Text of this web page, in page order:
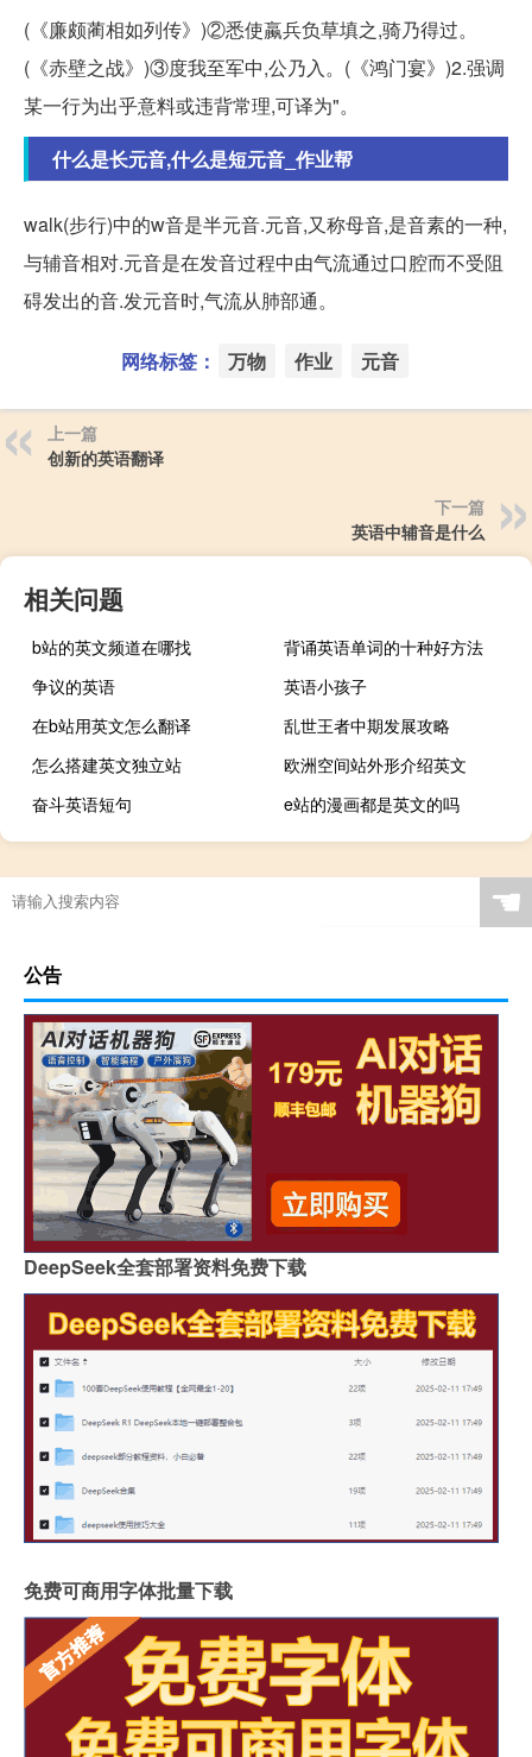
(《廉颇蔺相如列传》)②悉使蠃兵负草填之,骑乃得过。
(《赤壁之战》)③度我至军中,公乃入。(《鸿门宴》)2.强调
某一行为出乎意料或违背常理,可译为"。
什么是长元音,什么是短元音_作业帮
walk(步行)中的w音是半元音.元音,又称母音,是音素的一种,
与辅音相对.元音是在发音过程中由气流通过口腔而不受阻
碍发出的音.发元音时,气流从肺部通。
网络标签： 万物 作业 元音
上一篇
创新的英语翻译
下一篇
英语中辅音是什么
相关问题
b站的英文频道在哪找
背诵英语单词的十种好方法
争议的英语
英语小孩子
在b站用英文怎么翻译
乱世王者中期发展攻略
怎么搭建英文独立站
欧洲空间站外形介绍英文
奋斗英语短句
e站的漫画都是英文的吗
☚
公告
DeepSeek全套部署资料免费下载
免费可商用字体批量下载